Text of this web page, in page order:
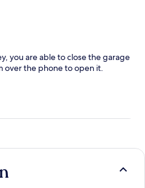
you are able to close the garage
over the phone to open it.